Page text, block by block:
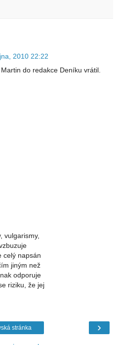
2010 22:22
do redakce Deníku vrátil.
vulgarismy,
celý napsán
jiným než
odporuje
riziku, že jej
›
stránka